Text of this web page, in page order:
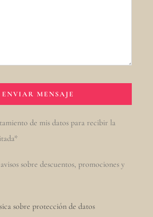
de mis datos para recibir la
sobre descuentos, promociones y
sobre protección de datos